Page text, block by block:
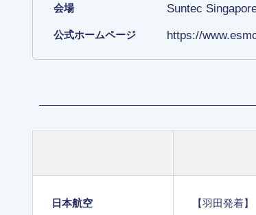
会場 Suntec
公式ホームページ https://
日本航空
【羽田発着】